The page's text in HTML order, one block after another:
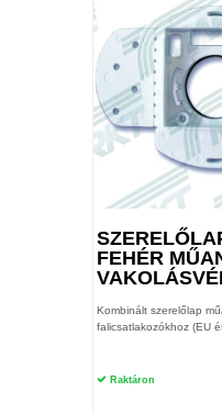
FEHÉR
Kombinált szerelőlap
falicsatlakozókhoz (EU
Raktáron